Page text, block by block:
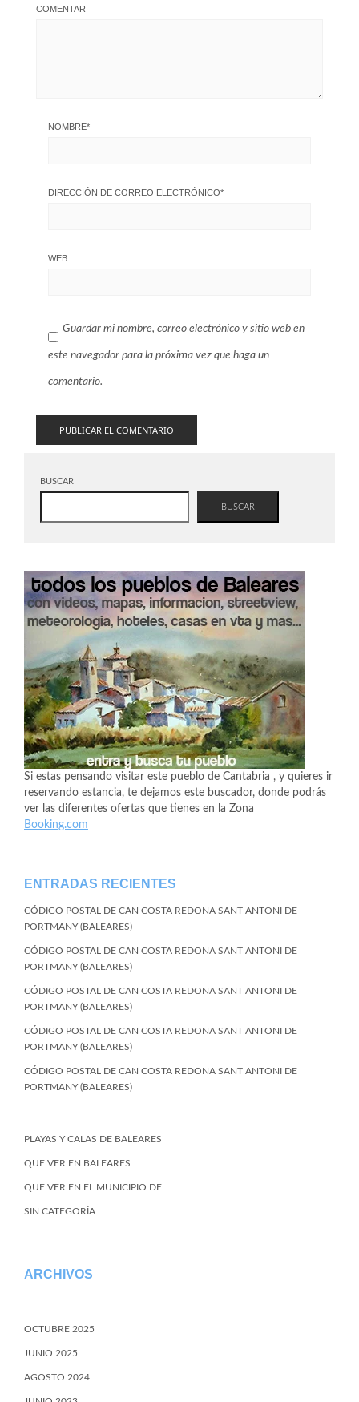
COMENTAR
NOMBRE*
DIRECCIÓN DE CORREO ELECTRÓNICO*
WEB
Guardar mi nombre, correo electrónico y sitio web en
este navegador para la próxima vez que haga un
comentario.
BUSCAR
BUSCAR
Si estas pensando visitar este pueblo de Cantabria , y quieres ir
reservando estancia, te dejamos este buscador, donde podrás
ver las diferentes ofertas que tienes en la Zona
Booking.com
ENTRADAS RECIENTES
CÓDIGO POSTAL DE CAN COSTA REDONA SANT ANTONI DE
PORTMANY (BALEARES)
CÓDIGO POSTAL DE CAN COSTA REDONA SANT ANTONI DE
PORTMANY (BALEARES)
CÓDIGO POSTAL DE CAN COSTA REDONA SANT ANTONI DE
PORTMANY (BALEARES)
CÓDIGO POSTAL DE CAN COSTA REDONA SANT ANTONI DE
PORTMANY (BALEARES)
CÓDIGO POSTAL DE CAN COSTA REDONA SANT ANTONI DE
PORTMANY (BALEARES)
PLAYAS Y CALAS DE BALEARES
QUE VER EN BALEARES
QUE VER EN EL MUNICIPIO DE
SIN CATEGORÍA
ARCHIVOS
OCTUBRE 2025
JUNIO 2025
AGOSTO 2024